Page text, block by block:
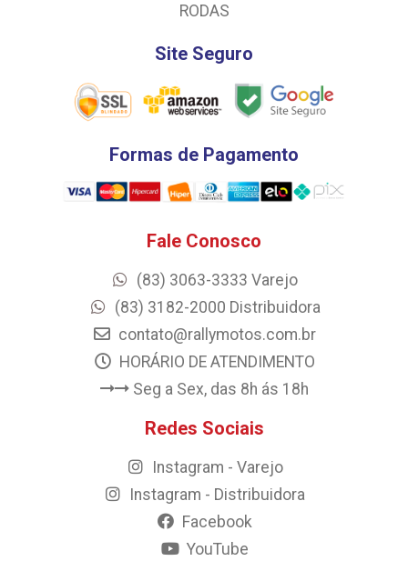
RODAS
Site Seguro
Formas de Pagamento
Fale Conosco
(83) 3063-3333 Varejo
(83) 3182-2000 Distribuidora
contato@rallymotos.com.br
HORÁRIO DE ATENDIMENTO
Seg a Sex, das 8h ás 18h
Redes Sociais
Instagram - Varejo
Instagram - Distribuidora
Facebook
YouTube